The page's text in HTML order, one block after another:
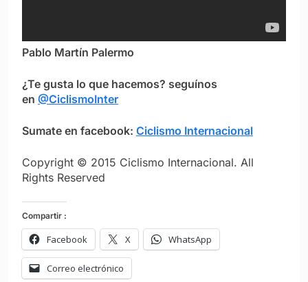
Pablo Martín Palermo
¿Te gusta lo que hacemos? seguínos
en @CiclismoInter
Sumate en facebook: Ciclismo Internacional
Copyright © 2015 Ciclismo Internacional. All
Rights Reserved
Compartir :
Facebook X WhatsApp
Correo electrónico